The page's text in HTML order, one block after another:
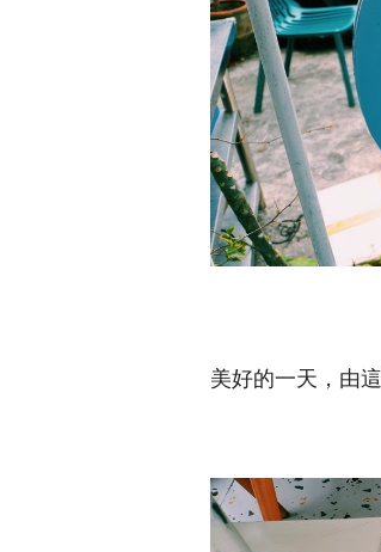
美好的一天，由